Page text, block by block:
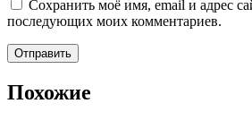
Сохранить моё имя, email и адрес
последующих моих комментариев.
Похожие